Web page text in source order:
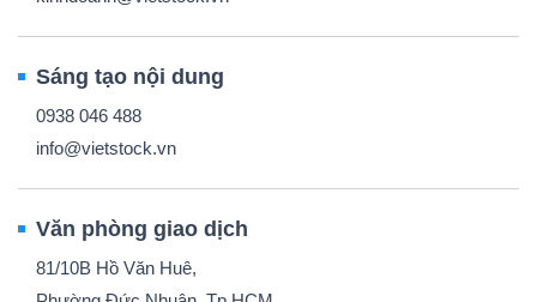
Sáng tạo nội dung
0938 046 488
info@vietstock.vn
Văn phòng giao dịch
81/10B Hồ Văn Huê,